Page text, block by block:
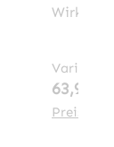
Wirkung
Tierhaut
63,95 €
Preise